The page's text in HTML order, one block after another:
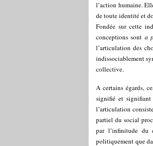
l’action humaine.
de toute identité et
Fondée sur cette
conceptions sont a
l’articulation des
indissociablement
collective.
A certains égards,
signifié et
l’articulation
partiel du social
par l’infinitude
politiquement que